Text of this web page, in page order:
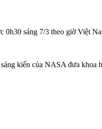
0h30 sáng 7/3 theo giờ Việt
kiến của NASA đưa khoa